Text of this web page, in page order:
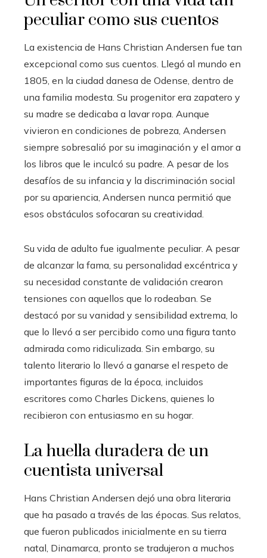
peculiar como sus cuentos
La existencia de Hans Christian Andersen fue tan
excepcional como sus cuentos. Llegó al mundo en
1805, en la ciudad danesa de Odense, dentro de
una familia modesta. Su progenitor era zapatero y
su madre se dedicaba a lavar ropa. Aunque
vivieron en condiciones de pobreza, Andersen
siempre sobresalió por su imaginación y el amor a
los libros que le inculcó su padre. A pesar de los
desafíos de su infancia y la discriminación social
por su apariencia, Andersen nunca permitió que
esos obstáculos sofocaran su creatividad.
Su vida de adulto fue igualmente peculiar. A pesar
de alcanzar la fama, su personalidad excéntrica y
su necesidad constante de validación crearon
tensiones con aquellos que lo rodeaban. Se
destacó por su vanidad y sensibilidad extrema, lo
que lo llevó a ser percibido como una figura tanto
admirada como ridiculizada. Sin embargo, su
talento literario lo llevó a ganarse el respeto de
importantes figuras de la época, incluidos
escritores como Charles Dickens, quienes lo
recibieron con entusiasmo en su hogar.
La huella duradera de un
cuentista universal
Hans Christian Andersen dejó una obra literaria
que ha pasado a través de las épocas. Sus relatos,
que fueron publicados inicialmente en su tierra
natal, Dinamarca, pronto se tradujeron a muchos